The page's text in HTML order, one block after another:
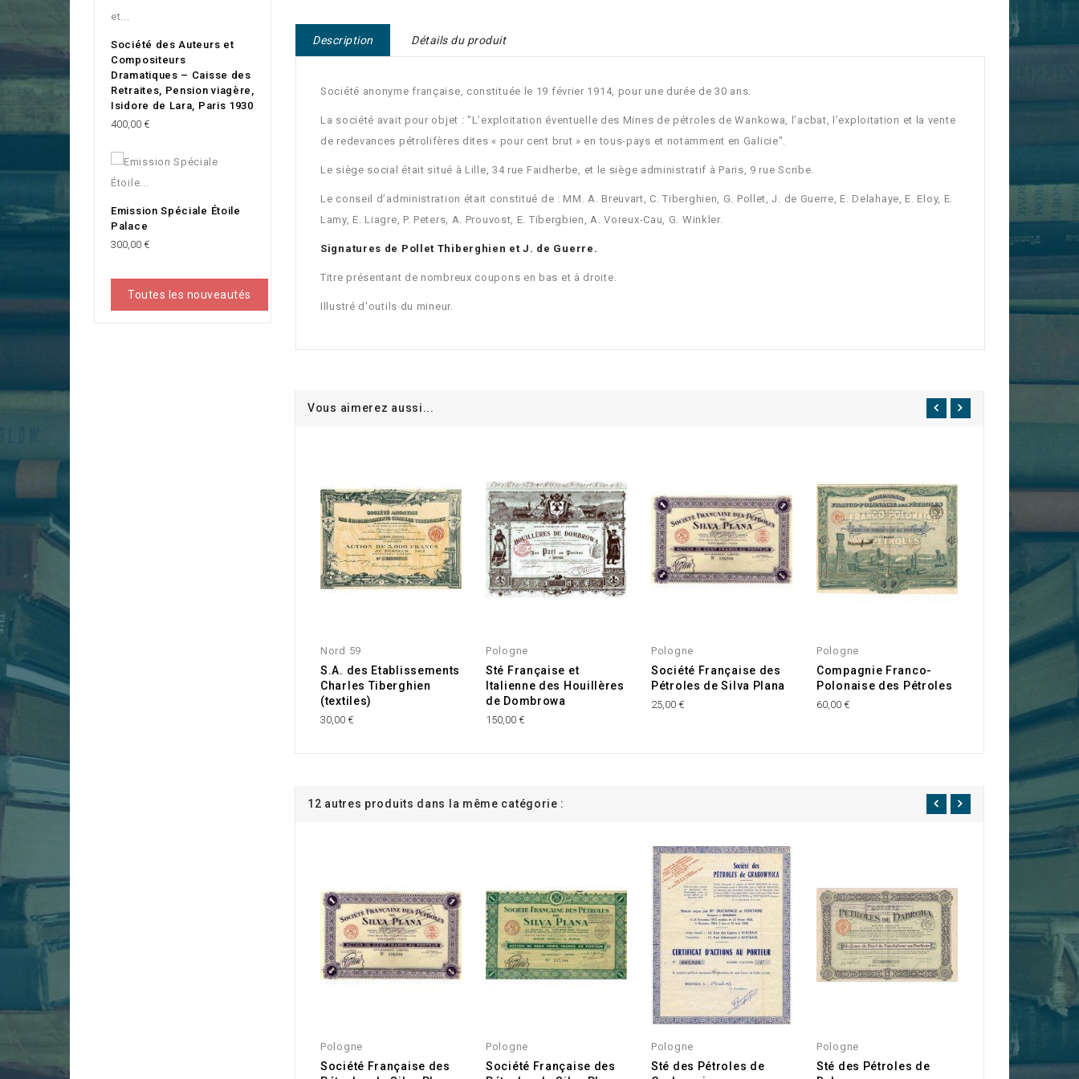
Société des Auteurs et
Compositeurs
Dramatiques – Caisse des
Retraites, Pension viagère,
Isidore de Lara, Paris 1930
Prix
400,00 €
Emission Spéciale Étoile
Palace
Prix
300,00 €
Toutes les nouveautés
Description Détails du produit
Société anonyme française, constituée le 19 février 1914, pour une durée de 30 ans.
La société avait pour objet : "L’exploitation éventuelle des Mines de pétroles de Wankowa, l’acbat, l’exploitation et la vente
de redevances pétrolifères dites « pour cent brut » en tous-pays et notamment en Galicie".
Le siège social était situé à Lille, 34 rue Faidherbe, et le siège administratif à Paris, 9 rue Scribe.
Le conseil d’administration était constitué de : MM. A. Breuvart, C. Tiberghien, G. Pollet, J. de Guerre, E. Delahaye, E. Eloy, E.
Lamy, E. Liagre, P. Peters, A. Prouvost, E. Tibergbien, A. Voreux-Cau, G. Winkler.
Signatures de Pollet Thiberghien et J. de Guerre.
Titre présentant de nombreux coupons en bas et à droite.
Illustré d'outils du mineur.
Vous aimerez aussi...
Nord 59
S.A. des Etablissements
Charles Tiberghien
(textiles)
30,00 €
Pologne
Sté Française et
Italienne des Houillères
de Dombrowa
150,00 €
Pologne
Société Française des
Pétroles de Silva Plana
25,00 €
Pologne
Compagnie Franco-
Polonaise des Pétroles
60,00 €
Pétrole
Cie de Pétrole
12 autres produits dans la même catégorie :
Pologne
Société Française des
Pologne
Société Française des
Pologne
Sté des Pétroles de
Pologne
Sté des Pétroles de
Pologne
Compagnie du